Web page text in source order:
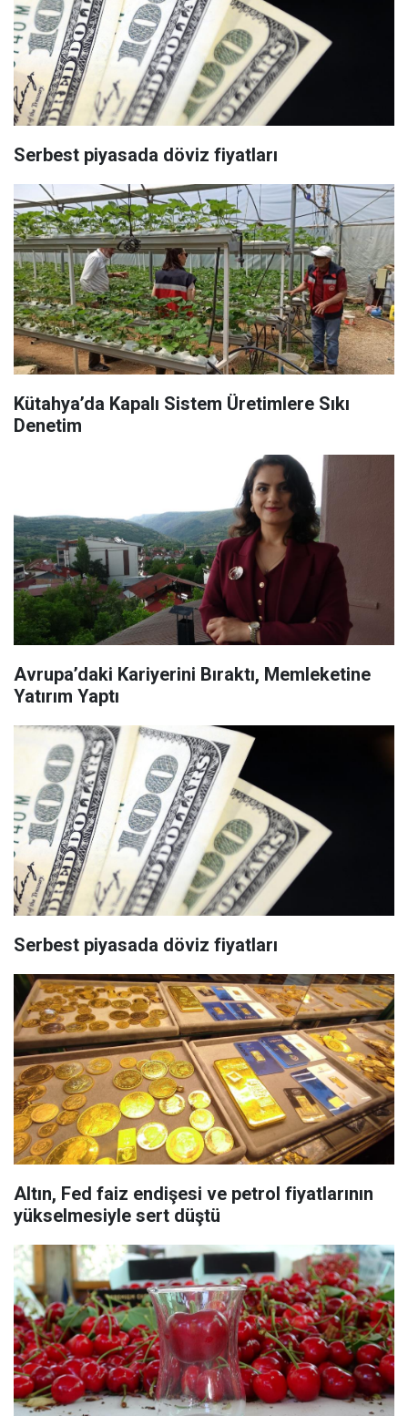
Serbest piyasada döviz fiyatları
Kütahya’da Kapalı Sistem Üretimlere Sıkı
Denetim
Avrupa’daki Kariyerini Bıraktı, Memleketine
Yatırım Yaptı
Serbest piyasada döviz fiyatları
Altın, Fed faiz endişesi ve petrol fiyatlarının
yükselmesiyle sert düştü